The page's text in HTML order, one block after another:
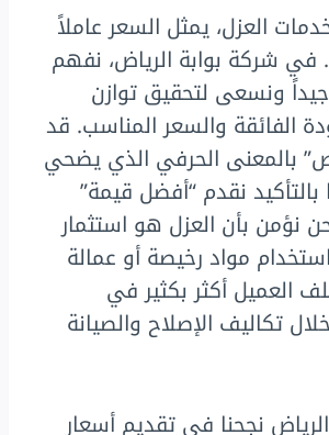
العزل، يمثل السعر عاملاً
في شركة بوابة الرياض، نفهم
ونسعى لتحقيق توازن
الفائقة والسعر المناسب. قد
بالمعنى الحرفي الذي يضحي
بالتأكيد نقدم “أفضل قيمة”
نؤمن بأن العزل هو استثمار
مواد رخيصة أو عمالة
العميل أكثر بكثير في
تكاليف الإصلاح والصيانة
نجحنا في تقديم أسعار